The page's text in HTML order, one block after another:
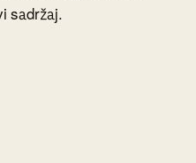
sadržaj.